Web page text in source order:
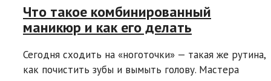
Что такое комбинированный
маникюр и как его делать
Сегодня сходить на «ноготочки» — такая же рутина,
как почистить зубы и вымыть голову. Мастера